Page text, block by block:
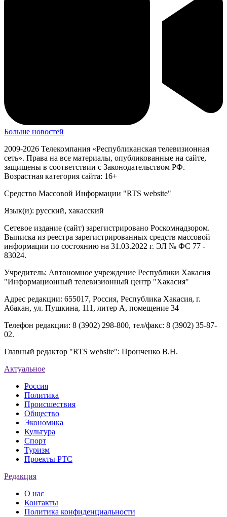
Больше новостей
2009-2026 Телекомпания «Республиканская телевизионная
сеть». Права на все материалы, опубликованные на сайте,
защищены в соответствии с Законодательством РФ.
Возрастная категория сайта: 16+
Средство Массовой Информации "RTS website"
Язык(и): русский, хакасский
Сетевое издание (сайт) зарегистрировано Роскомнадзором.
Выписка из реестра зарегистрированных средств массовой
информации по состоянию на 31.03.2022 г. ЭЛ № ФС 77 -
83024.
Учредитель: Автономное учреждение Республики Хакасия
"Информационный телевизионный центр "Хакасия"
Адрес редакции: 655017, Россия, Республика Хакасия, г.
Абакан, ул. Пушкина, 111, литер А, помещение 34
Телефон редакции: 8 (3902) 298-800, тел/факс: 8 (3902) 35-87-
02.
Главный редактор "RTS website": Пронченко В.Н.
Актуальное
Россия
Политика
Происшествия
Общество
Экономика
Культура
Спорт
Туризм
Проекты РТС
Редакция
О нас
Контакты
Политика конфиденциальности